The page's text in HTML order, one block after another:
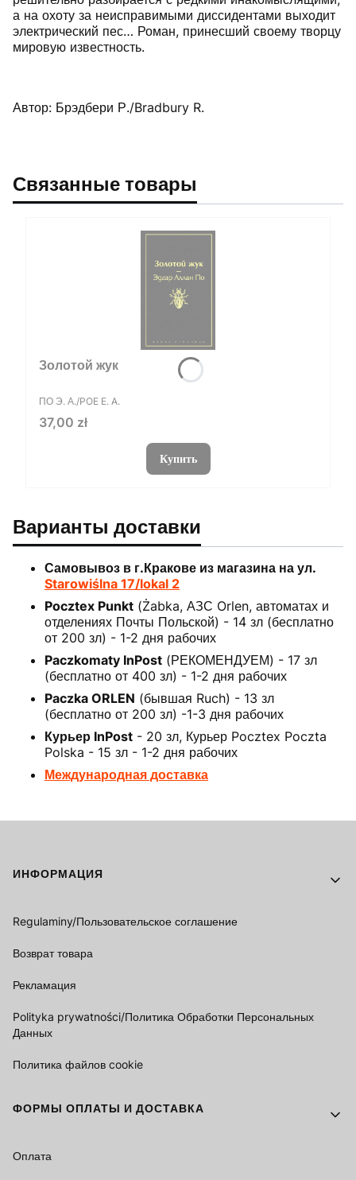
а на охоту за неисправимыми диссидентами выходит
электрический пес… Роман, принесший своему творцу
мировую известность.
Автор: Брэдбери Р./Bradbury R.
Связанные товары
Золотой жук
ПРОИЗВОДИТЕЛЬ
ПО Э. А./POE E. A.
Цена
37,00 zł
Купить
Варианты доставки
Самовывоз в г.Кракове из магазина на ул.
Starowiślna 17/lokal 2
Pocztex Punkt (Żabka, АЗС Orlen, автоматах и
отделениях Почты Польской) - 14 зл (бесплатно
от 200 зл) - 1-2 дня рабочих
Paczkomaty InPost (РЕКОМЕНДУЕМ) - 17 зл
(бесплатно от 400 зл) - 1-2 дня рабочих
Paczka ORLEN (бывшая Ruch) - 13 зл
(бесплатно от 200 зл) -1-3 дня рабочих
Курьер InPost - 20 зл, Курьер Pocztex Poczta
Polska - 15 зл - 1-2 дня рабочих
Международная доставка
Footer menu
ИНФОРМАЦИЯ
Regulaminy/Пользовательское соглашение
Возврат товара
Рекламация
Polityka prywatności/Политика Обработки Персональных
Данных
Политика файлов cookie
ФОРМЫ ОПЛАТЫ И ДОСТАВКА
Оплата